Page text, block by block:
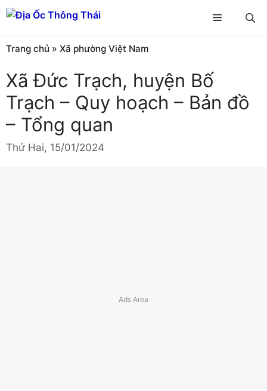
Chuyển
đến
nội
dung
Menu
Trang chủ » Xã phường Việt Nam
Xã Đức Trạch, huyện Bố
Trạch – Quy hoạch – Bản đồ
– Tổng quan
Thứ Hai, 15/01/2024